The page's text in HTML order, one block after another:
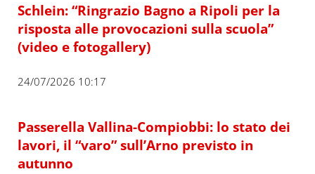
Schlein: “Ringrazio Bagno a Ripoli per la
risposta alle provocazioni sulla scuola”
(video e fotogallery)
24/07/2026 10:17
Passerella Vallina-Compiobbi: lo stato dei
lavori, il “varo” sull’Arno previsto in
autunno